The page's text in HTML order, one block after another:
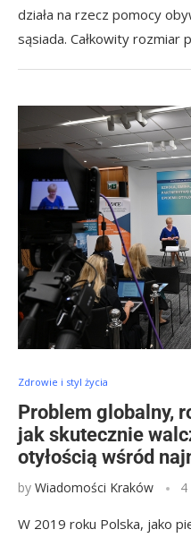
działa na rzecz pomocy
sąsiada. Całkowity rozmiar
Zdrowie i styl życia
Problem globalny,
jak skutecznie
otyłością wśród
by Wiadomości Kraków 4
W 2019 roku Polska, jako